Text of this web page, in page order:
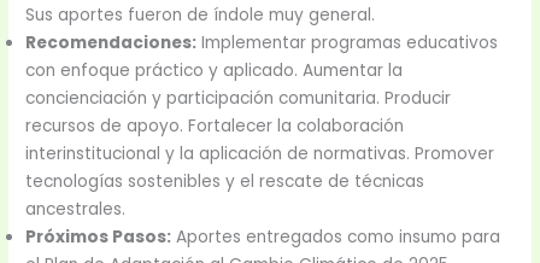
Sus aportes fueron de índole muy general.
Recomendaciones: Implementar programas educativos
con enfoque práctico y aplicado. Aumentar la
concienciación y participación comunitaria. Producir
recursos de apoyo. Fortalecer la colaboración
interinstitucional y la aplicación de normativas. Promover
tecnologías sostenibles y el rescate de técnicas
ancestrales.
Próximos Pasos: Aportes entregados como insumo para